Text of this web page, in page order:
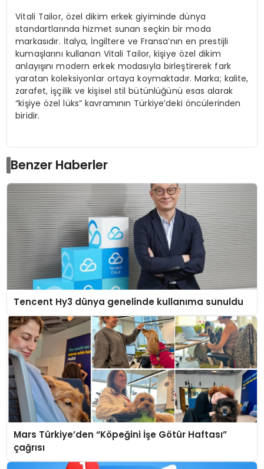
Vitali Tailor, özel dikim erkek giyiminde dünya
standartlarında hizmet sunan seçkin bir moda
markasıdır. İtalya, İngiltere ve Fransa’nın en prestijli
kumaşlarını kullanan Vitali Tailor, kişiye özel dikim
anlayışını modern erkek modasıyla birleştirerek fark
yaratan koleksiyonlar ortaya koymaktadır. Marka; kalite,
zarafet, işçilik ve kişisel stil bütünlüğünü esas alarak
“kişiye özel lüks” kavramının Türkiye’deki öncülerinden
biridir.
Benzer Haberler
Tencent Hy3 dünya genelinde kullanıma sunuldu
Mars Türkiye’den “Köpeğini İşe Götür Haftası”
çağrısı